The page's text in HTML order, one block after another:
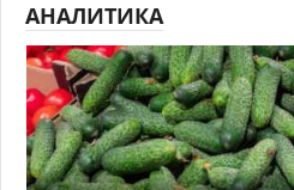
АНАЛИТИКА